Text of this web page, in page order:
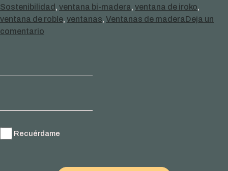
Sostenibilidad , ventana bi-madera, ventana de iroko,
ventana de roble, ventanas, Ventanas de maderaDeja un
comentario
Recuérdame